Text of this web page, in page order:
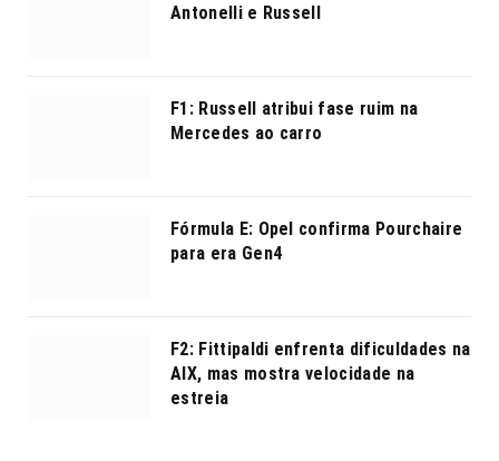
Antonelli e Russell
F1: Russell atribui fase ruim na
Mercedes ao carro
Fórmula E: Opel confirma Pourchaire
para era Gen4
F2: Fittipaldi enfrenta dificuldades na
AIX, mas mostra velocidade na
estreia